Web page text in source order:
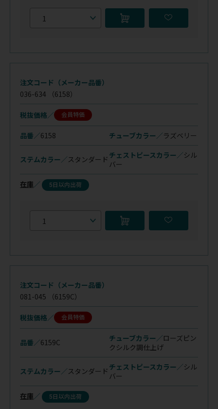
注文コード（メーカー品番）
036-634 （6158）
税抜価格 会員特価
品番／6158 チューブカラー／ラズベリー
ステムカラー／スタンダード チェストピースカラー／シル
バー
在庫 ／ 5日以内出荷
注文コード（メーカー品番）
081-045 （6159C）
税抜価格 会員特価
品番／6159C チューブカラー／ローズピン
ク シルク調仕上げ
ステムカラー／スタンダード チェストピースカラー／シル
バー
在庫 ／ 5日以内出荷